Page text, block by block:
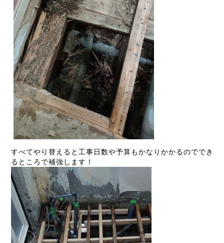
すべてやり替えると工事日数や予算もかなりかかるのででき
るところで補強します！